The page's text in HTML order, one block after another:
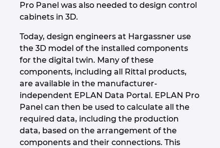
Pro Panel was also needed to design control
cabinets in 3D.
Today, design engineers at Hargassner use
the 3D model of the installed components
for the digital twin. Many of these
components, including all Rittal products,
are available in the manufacturer-
independent EPLAN Data Portal. EPLAN Pro
Panel can then be used to calculate all the
required data, including the production
data, based on the arrangement of the
components and their connections. This
Yhdistyneet Arabiemiraattikunnat
Yhdysvallat